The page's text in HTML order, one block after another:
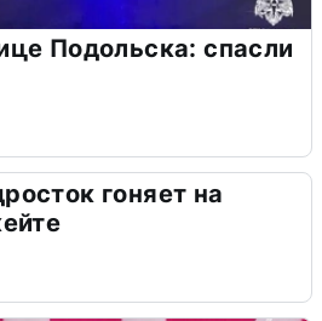
Подольска: спасли
гоняет на